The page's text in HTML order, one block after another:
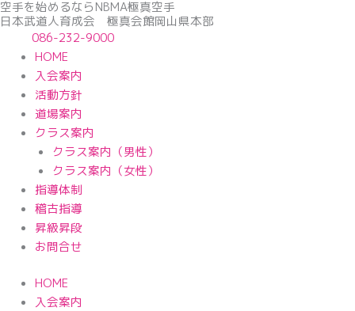
内
容
空手を始めるならNBМA極真空手
日本武道人育成会 極真会館岡山県本部
086-232-9000
HOME
入会案内
活動方針
道場案内
クラス案内
クラス案内（男性）
クラス案内（女性）
指導体制
稽古指導
昇級昇段
お問合せ
HOME
入会案内